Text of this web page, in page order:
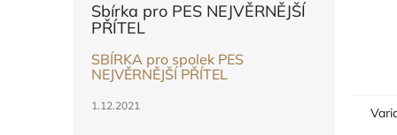
Sbírka pro PES NEJVĚRNĚJŠÍ
PŘÍTEL
SBÍRKA pro spolek PES
NEJVĚRNĚJŠÍ PŘÍTEL
1.12.2021